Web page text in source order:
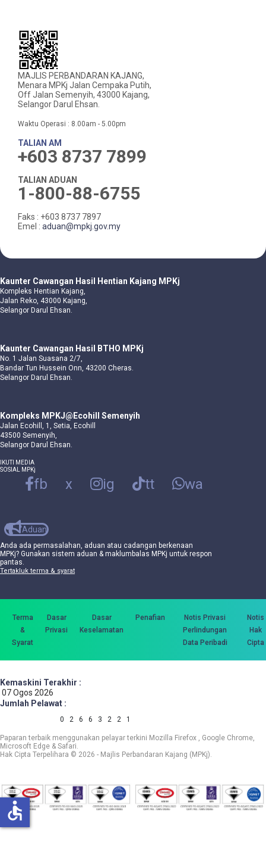
MAJLIS PERBANDARAN KAJANG,
Menara MPKj Jalan Cempaka Putih,
Off Jalan Semenyih, 43000 Kajang,
Selangor Darul Ehsan.
Waktu Operasi : 8.00am - 5.00pm
TALIAN AM
+603 8737 7899
TALIAN ADUAN
1-800-88-6755
Faks : +603 8737 7897
Emel : aduan@mpkj.gov.my
Kaunter Cawangan Hasil Hentian Kajang MPKj
Kompleks Hentian Kajang,
Jalan Reko, 43000 Kajang,
Selangor Darul Ehsan.
Kaunter Cawangan Hasil BTHO MPKj
No. 1 Jalan Suasana 2/7,
Bandar Tun Hussein Onn, 43200 Cheras.
Selangor Darul Ehsan.
Kompleks MPKJ@Ecohill Semenyih
Jalan Ecohill, 1, Setia, Ecohill
43500 Semenyih,
Selangor Darul Ehsan.
IKUTI MEDIA
SOSIAL MPKj
fb x ig tt wa
Aduan
Anda ada permasalahan, aduan atau cadangan berkenaan
MPKj? Gunakan sistem aduan & maklumbalas MPKj untuk respon
pantas.
Tertakluk terma & syarat
Terma
&
Syarat
Dasar
Privasi
Dasar
Keselamatan
Penafian
Notis Privasi
Perlindungan
Data Peribadi
Notis
Hak
Cipta
Kemaskini Terakhir :
07 Ogos 2026
Jumlah Pelawat :
0 2 6 6 3 2 2 1
Paparan terbaik menggunakan pelayar terkini Mozilla Firefox , Google Chrome,
Microsoft Edge & Safari.
Hak Cipta Terpelihara © 2026 - Majlis Perbandaran Kajang (MPKj).
accessible